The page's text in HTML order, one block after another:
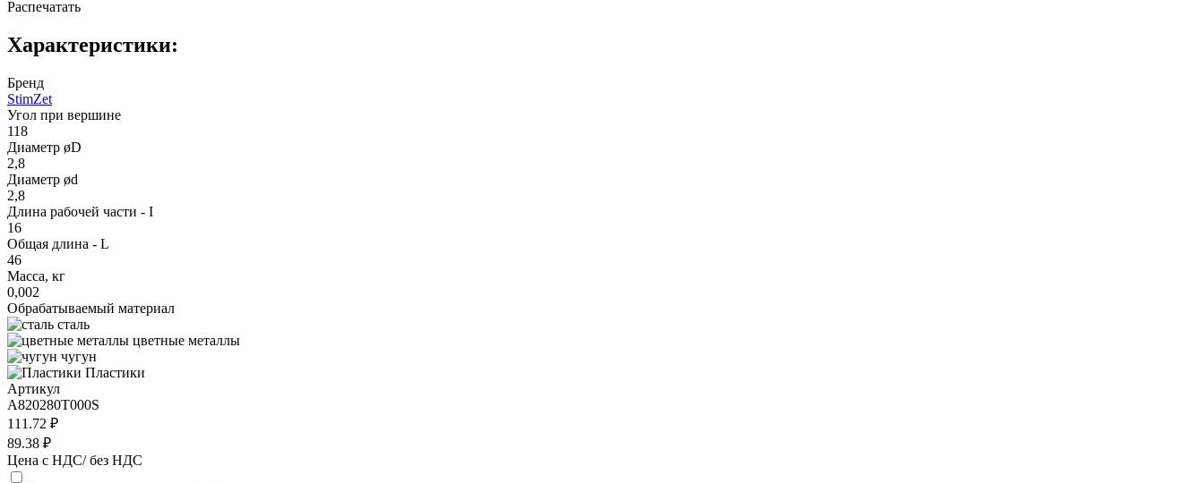
Распечатать
Характеристики:
Бренд
StimZet
Угол при вершине
118
Диаметр øD
2,8
Диаметр ød
2,8
Длина рабочей части - I
16
Общая длина - L
46
Масса, кг
0,002
Обрабатываемый материал
сталь
цветные металлы
чугун
Пластики
Артикул
A820280T000S
111.72 ₽
89.38 ₽
Цена с НДС/ без НДС